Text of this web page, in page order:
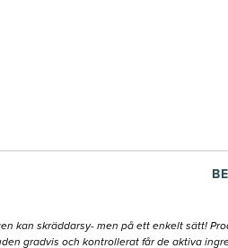
kan skräddarsy- men på ett enkelt sätt!
gradvis och kontrollerat får de aktiva